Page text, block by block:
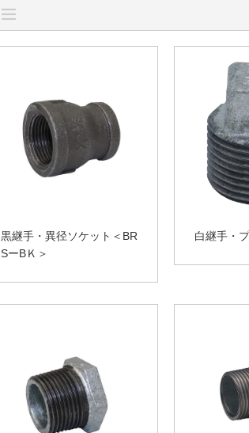
黒継手・異径ソケット＜BR
SーBＫ＞
白継手・